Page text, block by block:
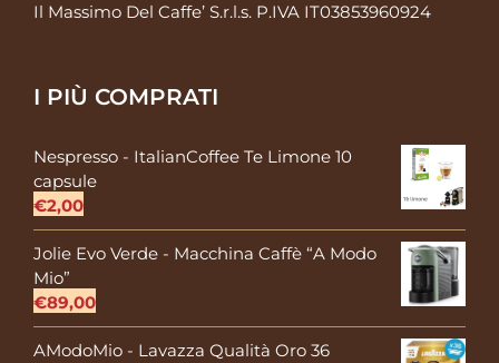
Il Massimo Del Caffe’ S.r.l.s. P.IVA IT03853960924
I PIÙ COMPRATI
Nespresso - ItalianCoffee Te Limone 10
capsule
€2,00
Jolie Evo Verde - Macchina Caffè “A Modo
Mio”
€89,00
AModoMio - Lavazza Qualità Oro 36